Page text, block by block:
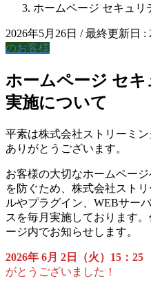
ホームページ セキュリ
2026年5月26日 / 最終更新日 :
のお客様
ホームページ セ
実施について
平素は株式会社ストリーミ
ありがとうございます。
お客様の大切なホームペー
を防ぐため、株式会社スト
ルやプラグイン、WEBサー
スを毎月実施しております
ージ内でお知らせします。
2026年 6月 2日（火）15：25
がとうございました！